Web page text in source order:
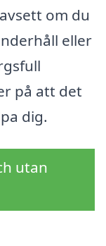
om du
eller
på att det
dig.
utan